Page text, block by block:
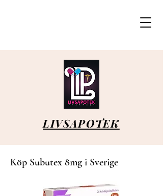
LIVSAPOTEK
Köp Subutex 8mg i Sverige